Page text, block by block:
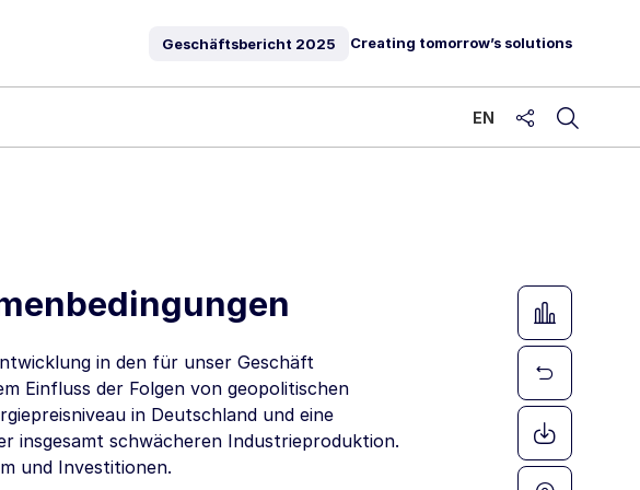
Geschäftsbericht 2025 Creating tomorrow’s solutions
EN
in den für unser Geschäft
Einfluss der Folgen von geopolitischen
in Deutschland und eine
insgesamt schwächeren Industrieproduktion.
und Investitionen.